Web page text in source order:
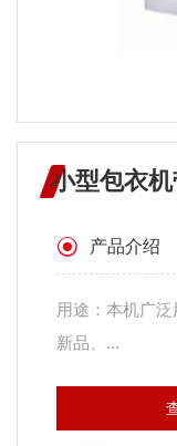
小型包衣
产品介绍
用途：本机广
新品、...